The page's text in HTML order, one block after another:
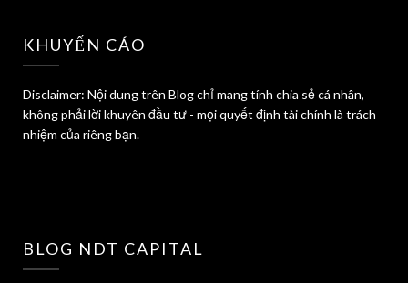
KHUYẾN CÁO
Disclaimer: Nội dung trên Blog chỉ mang tính chia sẻ cá nhân,
không phải lời khuyên đầu tư - mọi quyết định tài chính là trách
nhiệm của riêng bạn.
BLOG NDT CAPITAL